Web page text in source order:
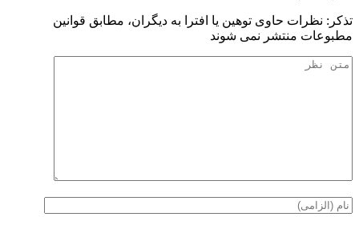
تذكر: نظرات حاوی توهين يا افترا به ديگران، مطابق قوانين
مطبوعات منتشر نمی شوند